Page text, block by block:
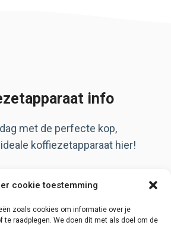
cookie toestemming
zoals cookies om informatie over je
te raadplegen. We doen dit met als doel om de
info
met de perfecte kop,
koffiezetapparaat hier!
Privacy Policy